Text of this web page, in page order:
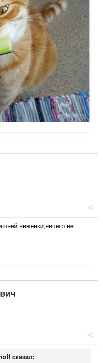
неженки,ничего не
сказал: